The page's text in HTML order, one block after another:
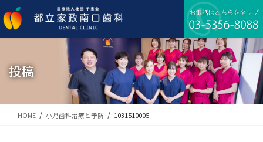
ン
テ
ビ
ゲ
移
投稿
HOME 小児歯科治療と予防 1031510005